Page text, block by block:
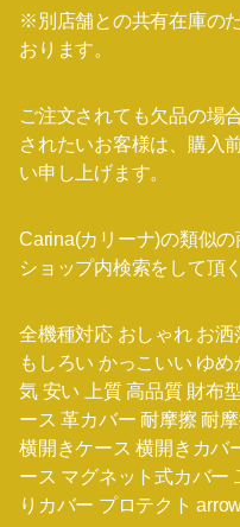
※別店舗との共有在庫の
おります。
ご注文されても欠品の場
されたいお客様は、購入
い申し上げます。
Carina(カリーナ)の類似
ショップ内検索をして頂
全機種対応 おしゃれ お
もしろい かっこいい ゆ
気 安い 上質 高品質 財布
ース 革カバー 耐摩擦 耐
横開きケース 横開きカバ
ース マグネット式カバー
りカバー プロテクト